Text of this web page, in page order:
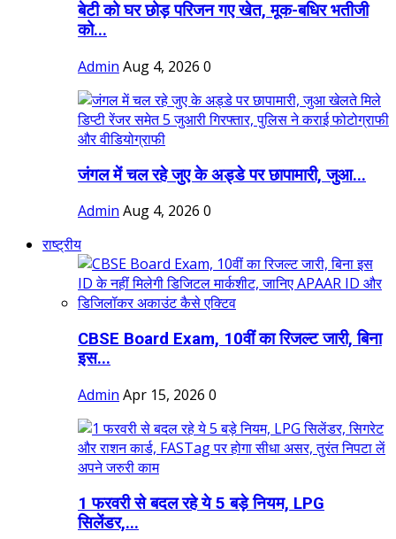
बेटी को घर छोड़ परिजन गए खेत, मूक-बधिर भतीजी
को...
Admin Aug 4, 2026 0
जंगल में चल रहे जुए के अड्डे पर छापामारी, जुआ...
Admin Aug 4, 2026 0
राष्ट्रीय
CBSE Board Exam, 10वीं का रिजल्ट जारी, बिना
इस...
Admin Apr 15, 2026 0
1 फरवरी से बदल रहे ये 5 बड़े नियम, LPG
सिलेंडर,...